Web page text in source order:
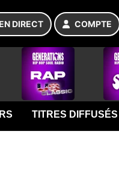
EN DIRECT COMPTE
TITRES DIFFUSÉS